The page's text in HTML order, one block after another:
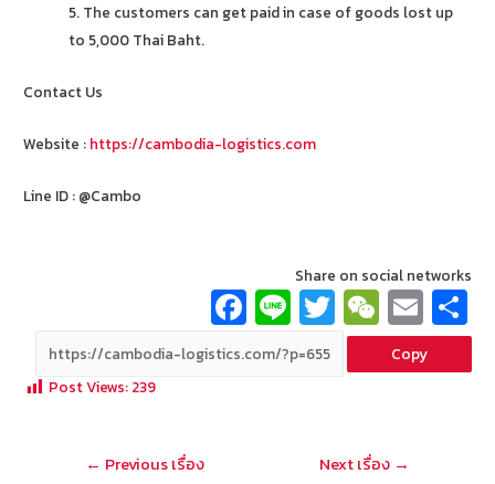
5. The customers can get paid in case of goods lost up
to 5,000 Thai Baht.
Contact Us
Website : https://cambodia-logistics.com
Line ID : @Cambo
Share on social networks
Fa
ce
b
Li
n
e
T
wi
tt
W
e
C
at
E
m
ai
Copy
Post Views: 239
แนะแนว
← Previous เรื่อง Next เรื่อง →